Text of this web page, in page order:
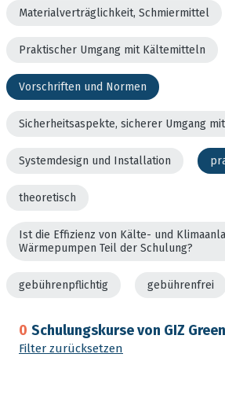
Materialverträglichkeit, Schmiermittel
Praktischer Umgang mit Kältemitteln
Vorschriften und Normen
Sicherheitsaspekte, sicherer Umgang
Systemdesign und Installation
theoretisch
Ist die Effizienz von Kälte- und
Wärmepumpen Teil der Schulung?
gebührenpflichtig gebührenfrei
0 Schulungskurse von GIZ
Filter zurücksetzen